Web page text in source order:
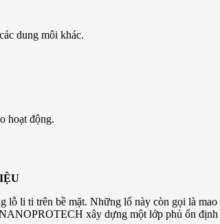
dung môi khác.
hoạt động.
lỗ li ti trên bề mặt. Những lổ này còn gọi là
xây dựng một lớp phủ ổn định